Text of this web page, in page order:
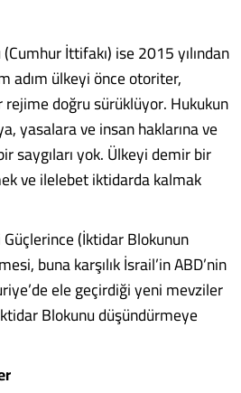
İttifakı) ise 2015 yılından
adım ülkeyi önce otoriter,
doğru sürüklüyor. Hukukun
yasalara ve insan haklarına ve
saygıları yok. Ülkeyi demir bir
ve ilelebet iktidarda kalmak
(İktidar Blokunun
buna karşılık İsrail’in ABD’nin
ele geçirdiği yeni mevziler
Blokunu düşündürmeye